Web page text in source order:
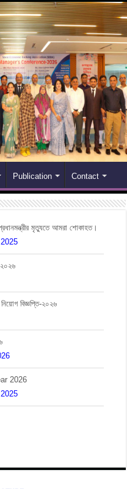
Publication Contact
বিজ্ঞপ্তি-২০২৬
2026
মৃত্যুতে আমরা শোকাহত।